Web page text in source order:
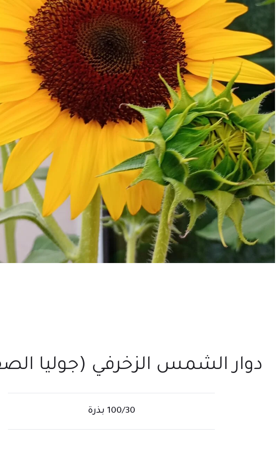
دوار الشمس الزخرفي (جوليا
100/30 بذرة